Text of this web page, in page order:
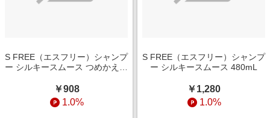
S FREE（エスフリー）シャンプ
ー シルキースムース つめかえ用
￥908
1.0%
S FREE（エスフリー）シャンプ
ー シルキースムース 480mL
￥1,280
1.0%